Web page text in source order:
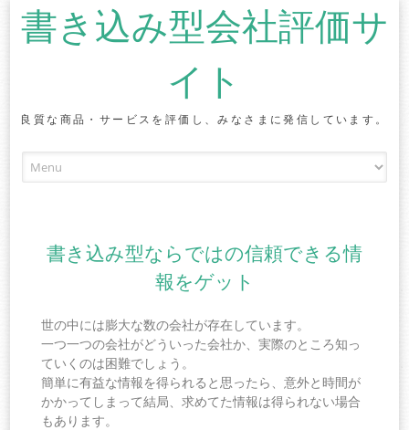
書き込み型会社評価サ
イト
良質な商品・サービスを評価し、みなさまに発信しています。
書き込み型ならではの信頼できる情
報をゲット
世の中には膨大な数の会社が存在しています。
一つ一つの会社がどういった会社か、実際のところ知っ
ていくのは困難でしょう。
簡単に有益な情報を得られると思ったら、意外と時間が
かかってしまって結局、求めてた情報は得られない場合
もあります。